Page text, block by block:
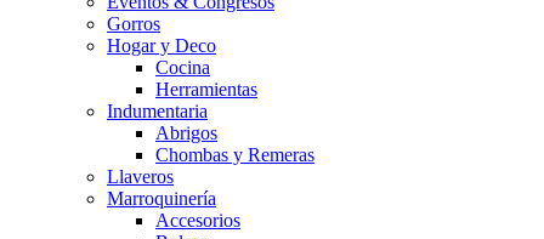
Gorros
Hogar y Deco
Cocina
Herramientas
Indumentaria
Abrigos
Chombas y Remeras
Llaveros
Marroquinería
Accesorios